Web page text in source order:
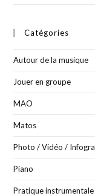
Catégories
Autour de la musique
Jouer en groupe
MAO
Matos
Photo / Vidéo /
Piano
Pratique instrumentale